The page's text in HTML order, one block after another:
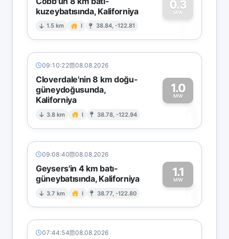
kuzeybatısında, Kaliforniya
1.5 km I 38.84, -122.81
0.3
MW
0
09:10:22 08.08.2026
Cloverdale'nin 8 km doğu-
güneydoğusunda,
Kaliforniya
3.8 km I 38.78, -122.94
1.0
MW
1
09:08:40 08.08.2026
Geysers'in 4 km batı-
güneybatısında, Kaliforniya
3.7 km I 38.77, -122.80
1.1
MW1
07:44:54 08.08.2026